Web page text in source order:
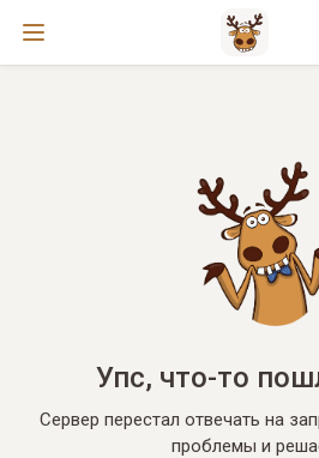
Упс, что-то
Сервер перестал отвечать на
проблемы и